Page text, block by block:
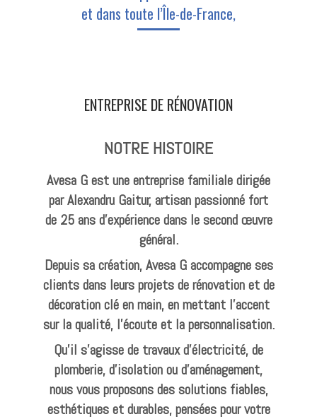
et dans toute l’Île-de-France,
ENTREPRISE DE RÉNOVATION
NOTRE HISTOIRE
Avesa G est une entreprise familiale dirigée
par Alexandru Gaitur, artisan passionné fort
de 25 ans d’expérience dans le second œuvre
général.
Depuis sa création, Avesa G accompagne ses
clients dans leurs projets de rénovation et de
décoration clé en main, en mettant l’accent
sur la qualité, l’écoute et la personnalisation.
Qu’il s’agisse de travaux d’électricité, de
plomberie, d’isolation ou d’aménagement,
nous vous proposons des solutions fiables,
esthétiques et durables, pensées pour votre